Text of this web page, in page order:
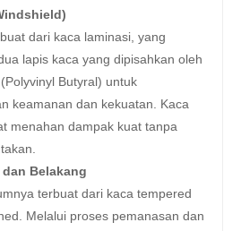
dari kaca laminasi, yang
lapis kaca yang dipisahkan oleh
Butyral) untuk
keamanan dan kekuatan. Kaca
menahan dampak kuat tanpa
dan Belakang
terbuat dari kaca tempered
Melalui proses pemanasan dan